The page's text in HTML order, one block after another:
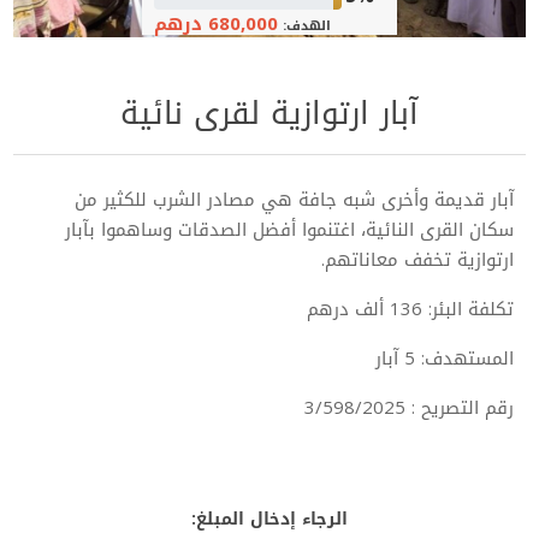
الهدف:680,000 درهم
آبار ارتوازية لقرى نائية
آبار قديمة وأخرى شبه جافة هي مصادر الشرب للكثير من
سكان القرى النائية، اغتنموا أفضل الصدقات وساهموا بآبار
ارتوازية تخفف معاناتهم.
تكلفة البئر: 136 ألف درهم
المستهدف: 5 آبار
رقم التصريح : 3/598/2025
الرجاء إدخال المبلغ: